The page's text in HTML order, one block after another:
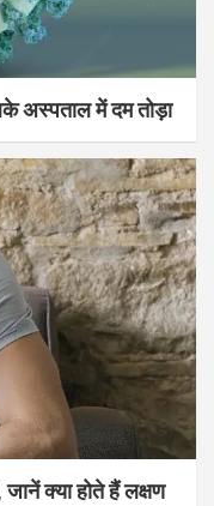
अस्पताल में दम तोड़ा
क्या होते हैं लक्षण